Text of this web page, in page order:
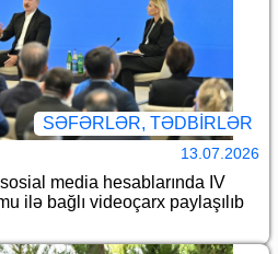
SƏFƏRLƏR, TƏDBIRLƏR
13.07.2026
media hesablarında IV
ilə bağlı videoçarx paylaşılıb